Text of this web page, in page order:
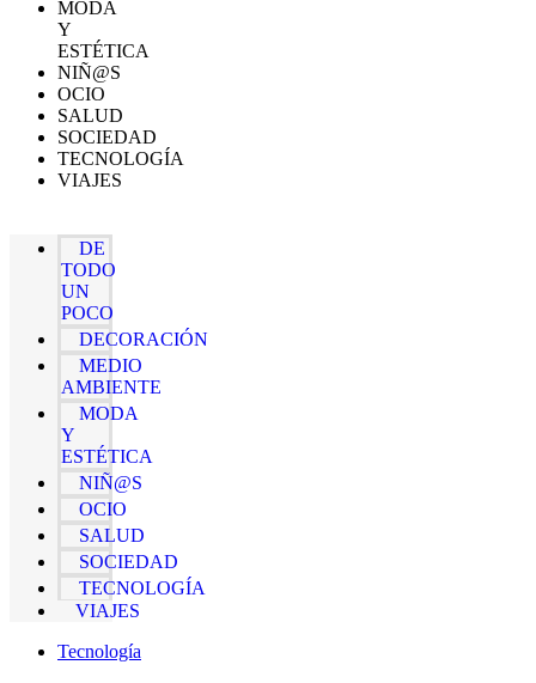
MODA
Y
ESTÉTICA
NIÑ@S
OCIO
SALUD
SOCIEDAD
TECNOLOGÍA
VIAJES
DE
TODO
UN
POCO
DECORACIÓN
MEDIO
AMBIENTE
MODA
Y
ESTÉTICA
NIÑ@S
OCIO
SALUD
SOCIEDAD
TECNOLOGÍA
VIAJES
Tecnología